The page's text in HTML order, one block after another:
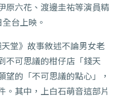
原六花、渡邊圭祐等演員精
台上映。
天堂》故事敘述不論男女老
不可思議的柑仔店「錢天
望的「不可思議的點心」，
。其中，上白石萌音這部片